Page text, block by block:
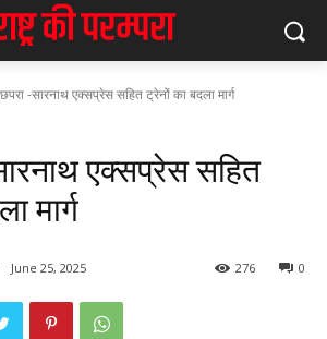
छपरा -सारनाथ एक्सप्रेस सहित ट्रेनों का बदला मार्ग
एक्सप्रेस सहित
मार्ग
June 25, 2025 0
276